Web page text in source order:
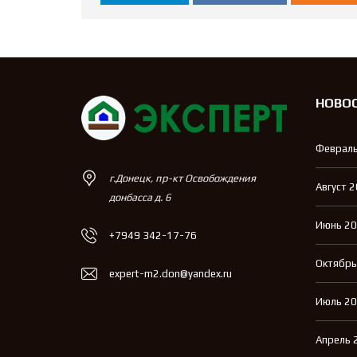
г.Донецк, пр-кт Освобождения
донбасса д. 6
+7949 342-17-76
expert-m2.don@yandex.ru
Август
Июнь
Июль
Апрель